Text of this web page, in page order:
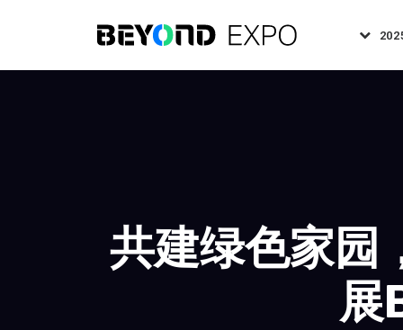
共建绿色家园
展